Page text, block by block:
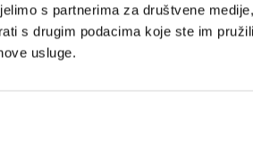
s partnerima za društvene
s drugim podacima koje ste im
usluge.